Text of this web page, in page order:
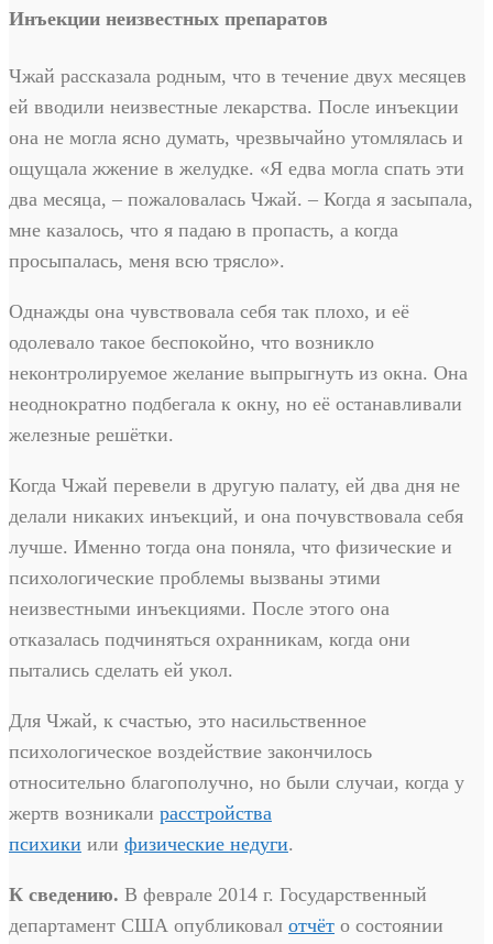
Инъекции неизвестных препаратов
Чжай рассказала родным, что в течение двух месяцев
ей вводили неизвестные лекарства. После инъекции
она не могла ясно думать, чрезвычайно утомлялась и
ощущала жжение в желудке. «Я едва могла спать эти
два месяца, – пожаловалась Чжай. – Когда я засыпала,
мне казалось, что я падаю в пропасть, а когда
просыпалась, меня всю трясло».
Однажды она чувствовала себя так плохо, и её
одолевало такое беспокойно, что возникло
неконтролируемое желание выпрыгнуть из окна. Она
неоднократно подбегала к окну, но её останавливали
железные решётки.
Когда Чжай перевели в другую палату, ей два дня не
делали никаких инъекций, и она почувствовала себя
лучше. Именно тогда она поняла, что физические и
психологические проблемы вызваны этими
неизвестными инъекциями. После этого она
отказалась подчиняться охранникам, когда они
пытались сделать ей укол.
Для Чжай, к счастью, это насильственное
психологическое воздействие закончилось
относительно благополучно, но были случаи, когда у
жертв возникали расстройства
психики или физические недуги.
К сведению. В феврале 2014 г. Государственный
департамент США опубликовал отчёт о состоянии